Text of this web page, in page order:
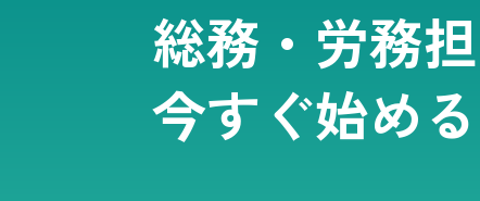
総務・労務
今すぐ始め